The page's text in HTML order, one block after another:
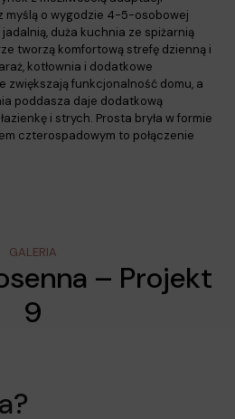
myślą o wygodzie 4-5-osobowej
duża kuchnia ze spiżarnią
tworzą komfortową strefę dzienną i
kotłownia i dodatkowe
zwiększają funkcjonalność domu, a
poddasza daje dodatkową
i strych. Prosta bryła w formie
czterospadowym to połączenie
GALERIA
– Projekt
9